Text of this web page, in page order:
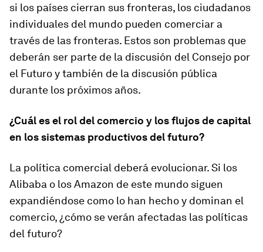
si los países cierran sus fronteras, los ciudadanos
individuales del mundo pueden comerciar a
través de las fronteras. Estos son problemas que
deberán ser parte de la discusión del Consejo por
el Futuro y también de la discusión pública
durante los próximos años.
¿Cuál es el rol del comercio y los flujos de capital
en los sistemas productivos del futuro?
La política comercial deberá evolucionar. Si los
Alibaba o los Amazon de este mundo siguen
expandiéndose como lo han hecho y dominan el
comercio, ¿cómo se verán afectadas las políticas
del futuro?